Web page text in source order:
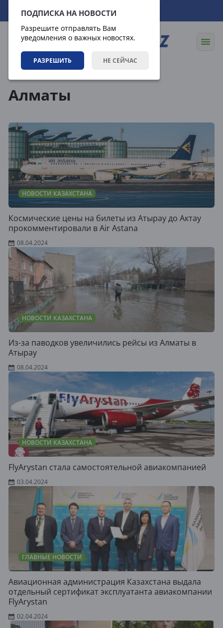
ПОДПИСКА НА НОВОСТИ
Разрешите отправлять Вам
уведомления о важных новостях.
РАЗРЕШИТЬ НЕ СЕЙЧАС
08.08.2026 02:56:13
Алматы
НОВОСТИ КАЗАХСТАНА
Космические цены на билеты из Атырау до Актау
прокомментировали в Air Astana
08.04.2024
НОВОСТИ КАЗАХСТАНА
Из-за паводков увеличились рейсы из Алматы в
Атырау
08.04.2024
НОВОСТИ КАЗАХСТАНА
FlyArystan стала самостоятельной авиакомпанией
03.04.2024
ГЛАВНЫЕ НОВОСТИ
Авиационная администрация Казахстана выдала
отдельный сертификат эксплуатанта авиакомпании
FlyArystan
02.04.2024